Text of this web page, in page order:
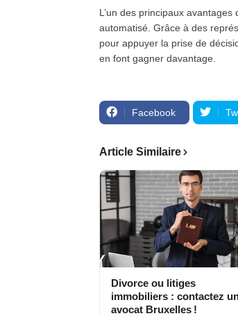
L’un des principaux avantages
automatisé. Grâce à des
pour appuyer la prise de
en font gagner davantage.
Facebook
Article Similaire
Divorce ou litiges
immobiliers : contactez
avocat Bruxelles !